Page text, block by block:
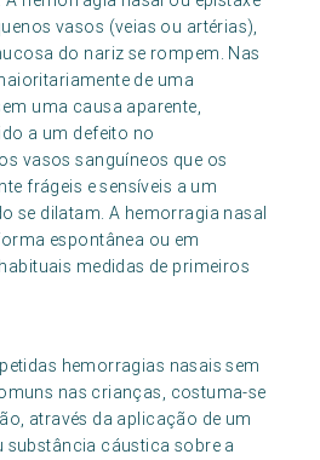
vasos (veias ou artérias),
do nariz se rompem. Nas
de uma
uma causa aparente,
a um defeito no
vasos sanguíneos que os
frágeis e sensíveis a um
se dilatam. A hemorragia nasal
espontânea ou em
medidas de primeiros
hemorragias nasais sem
nas crianças, costuma-se
através da aplicação de um
substância cáustica sobre a